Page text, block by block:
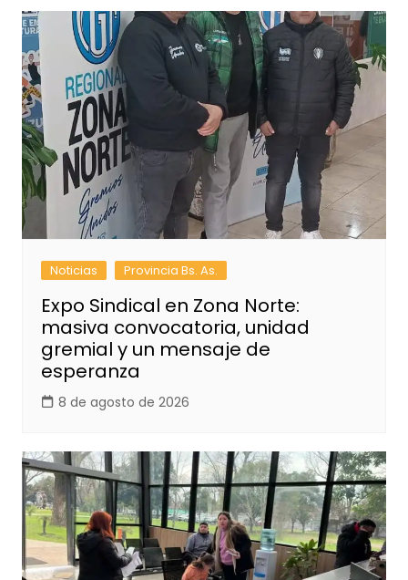
Noticias Provincia Bs. As.
Expo Sindical en Zona Norte:
masiva convocatoria, unidad
gremial y un mensaje de
esperanza
8 de agosto de 2026